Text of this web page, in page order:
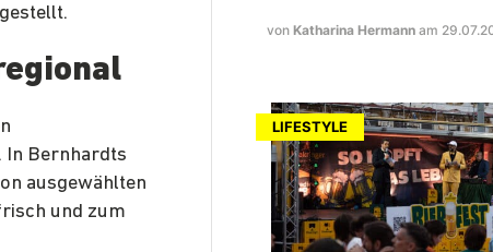
In Bernhardts
ausgewählten
und zum
vonKatharina Hermannam
LIFESTYLE